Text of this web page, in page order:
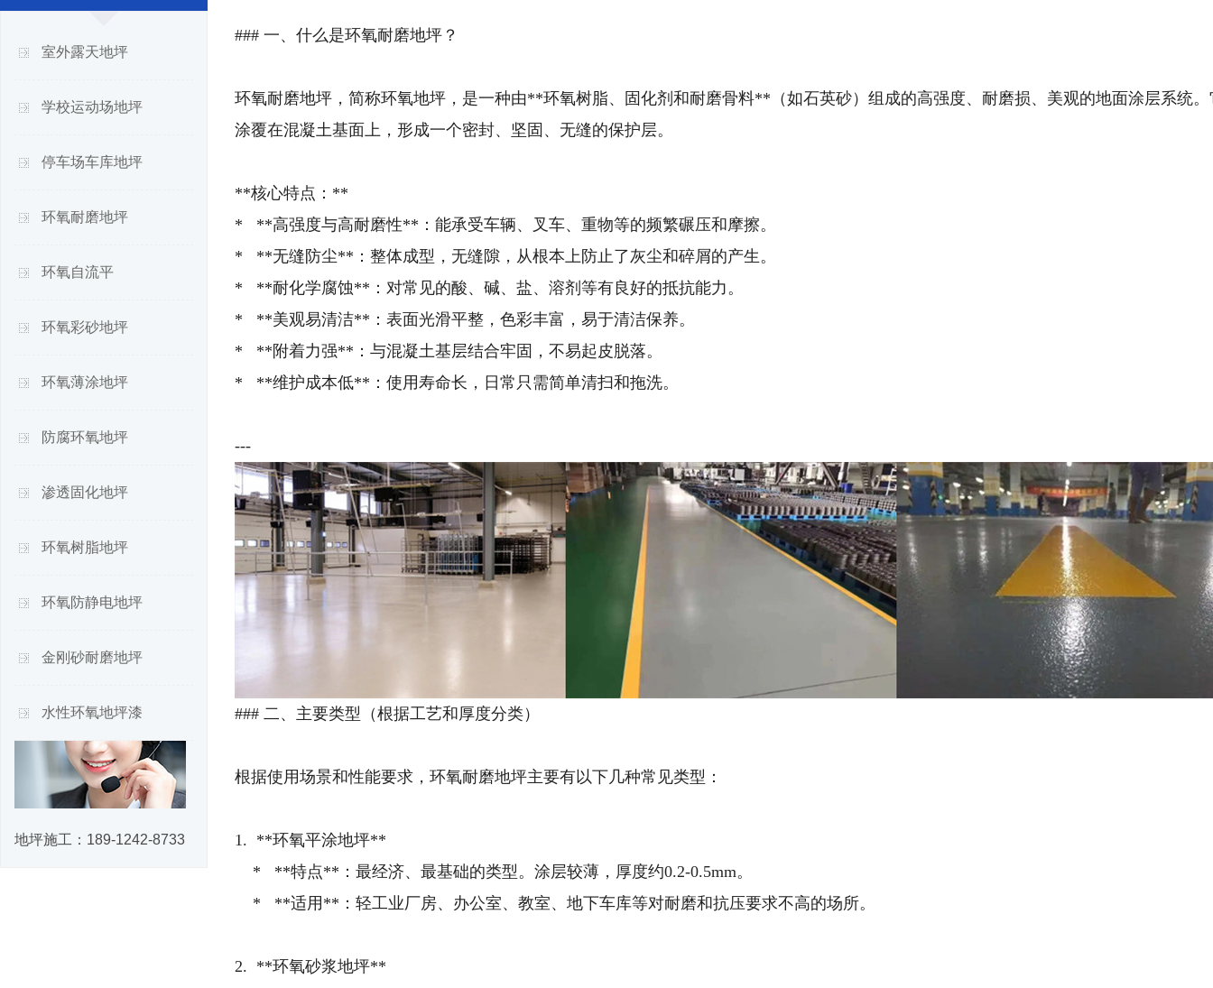
室外露天地坪
学校运动场地坪
停车场车库地坪
环氧耐磨地坪
环氧自流平
环氧彩砂地坪
环氧薄涂地坪
防腐环氧地坪
渗透固化地坪
环氧树脂地坪
环氧防静电地坪
金刚砂耐磨地坪
水性环氧地坪漆
地坪施工： 189-1242-8733
### 一、什么是环氧耐磨地坪？
环氧耐磨地坪，简称环氧地坪，是一种由**环氧树脂、固化剂和耐磨骨料**（如石英砂）组成的高强度、耐磨损、美观的地面涂层系统。
涂覆在混凝土基面上，形成一个密封、坚固、无缝的保护层。
**核心特点：**
* **高强度与高耐磨性**：能承受车辆、叉车、重物等的频繁碾压和摩擦。
* **无缝防尘**：整体成型，无缝隙，从根本上防止了灰尘和碎屑的产生。
* **耐化学腐蚀**：对常见的酸、碱、盐、溶剂等有良好的抵抗能力。
* **美观易清洁**：表面光滑平整，色彩丰富，易于清洁保养。
* **附着力强**：与混凝土基层结合牢固，不易起皮脱落。
* **维护成本低**：使用寿命长，日常只需简单清扫和拖洗。
---
### 二、主要类型（根据工艺和厚度分类）
根据使用场景和性能要求，环氧耐磨地坪主要有以下几种常见类型：
1. **环氧平涂地坪**
* **特点**：最经济、最基础的类型。涂层较薄，厚度约0.2-0.5mm。
* **适用**：轻工业厂房、办公室、教室、地下车库等对耐磨和抗压要求不高的场所。
2. **环氧砂浆地坪**